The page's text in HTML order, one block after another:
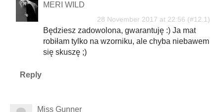
MERI WILD
28 November 2017 at 22:56
Będziesz zadowolona, gwarantuję :) Ja mat
robiłam tylko na wzorniku, ale chyba niebawem
się skuszę ;)
Reply
Miss Gunner